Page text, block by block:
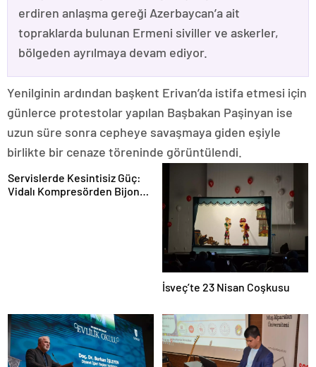
erdiren anlaşma gereği Azerbaycan’a ait
topraklarda bulunan Ermeni siviller ve askerler,
bölgeden ayrılmaya devam ediyor.
Yenilginin ardından başkent Erivan’da istifa etmesi için
günlerce protestolar yapılan Başbakan Paşinyan ise
uzun süre sonra cepheye savaşmaya giden eşiyle
birlikte bir cenaze töreninde görüntülendi.
Servislerde Kesintisiz Güç:
Vidalı Kompresörden Bijon
İsveç’te 23 Nisan Coşkusu